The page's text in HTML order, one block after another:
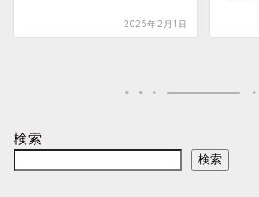
2025年2月1日
検索
検索